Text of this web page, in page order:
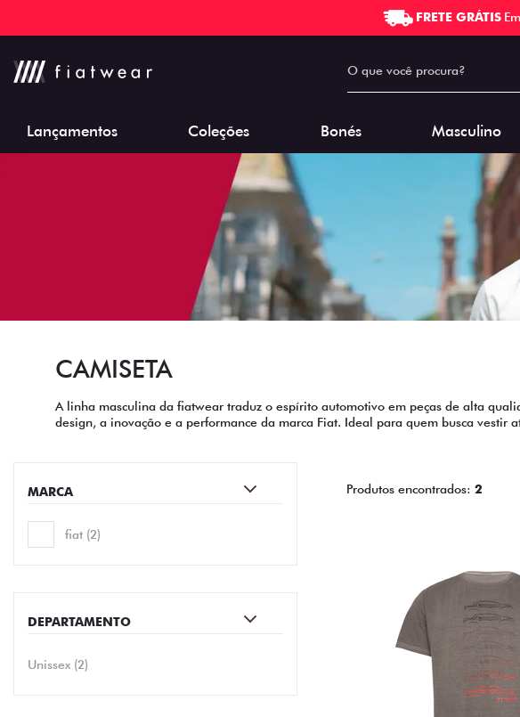
FRETE GRÁTIS
Lançamentos Coleções Bonés Masculino
CAMISETA
A linha masculina da fiatwear traduz o espírito automotivo em peças de alta
design, a inovação e a performance da marca Fiat. Ideal para quem busca vestir
MARCA
fiat (2)
DEPARTAMENTO
Unissex (2)
Produtos encontrados: 2